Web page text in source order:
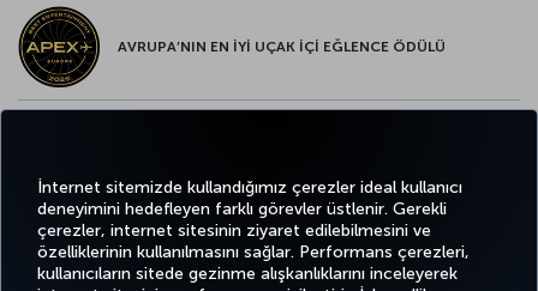
İnternet sitemizde kullandığımız çerezler ideal kullanıcı
deneyimini hedefleyen farklı görevler üstlenir. Gerekli
çerezler, internet sitesinin ziyaret edilebilmesini ve
özelliklerinin kullanılmasını sağlar. Performans çerezleri,
kullanıcıların sitede gezinme alışkanlıklarını inceleyerek
AVRUPA’NIN EN İYİ UÇAK İÇİ EĞLENCE ÖDÜLÜ
TwitterFacebook
Instagram
YoutubeLinkedIn
TiktokBlogPinterest